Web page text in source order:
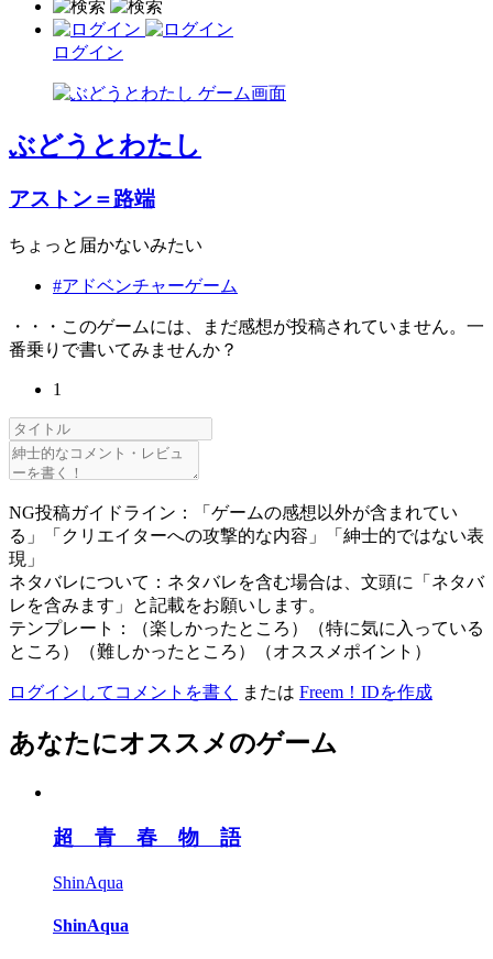
ログイン
ぶどうとわたし
アストン＝路端
ちょっと届かないみたい
#アドベンチャーゲーム
・・・このゲームには、まだ感想が投稿されていません。一
番乗りで書いてみませんか？
1
NG投稿ガイドライン：「ゲームの感想以外が含まれてい
る」「クリエイターへの攻撃的な内容」「紳士的ではない表
現」
ネタバレについて：ネタバレを含む場合は、文頭に「ネタバ
レを含みます」と記載をお願いします。
テンプレート：（楽しかったところ）（特に気に入っている
ところ）（難しかったところ）（オススメポイント）
ログインしてコメントを書く または Freem！IDを作成
あなたにオススメのゲーム
超 青 春 物 語
ShinAqua
ShinAqua